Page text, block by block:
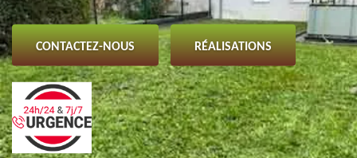
CONTACTEZ-NOUS RÉALISATIONS